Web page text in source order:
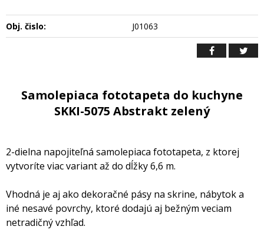
Obj. čislo: J01063
Samolepiaca fototapeta do kuchyne
SKKI-5075 Abstrakt zelený
2-dielna napojiteľná samolepiaca fototapeta, z ktorej
vytvoríte viac variant až do dĺžky 6,6 m.
Vhodná je aj ako dekoračné pásy na skrine, nábytok a
iné nesavé povrchy, ktoré dodajú aj bežným veciam
netradičný vzhľad.